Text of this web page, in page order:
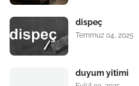
dispeç
Temmuz 04, 2025
duyum yitimi